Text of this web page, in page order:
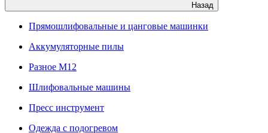
Назад
Прямошлифовальные и цанговые машинки
Аккумуляторные пилы
Разное M12
Шлифовальные машины
Пресс инструмент
Одежда с подогревом